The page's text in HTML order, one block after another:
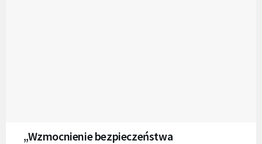
„Wzmocnienie bezpieczeństwa